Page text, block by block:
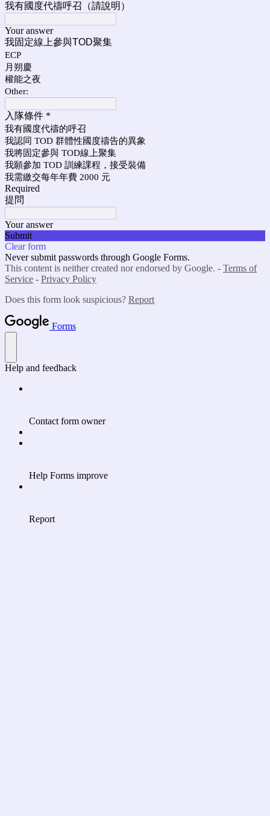
我有國度代禱呼召（請說明）
Your answer
我固定線上參與TOD聚集
ECP
月朔慶
權能之夜
Other:
入隊條件 *
我有國度代禱的呼召
我認同 TOD 群體性國度禱告的異象
我將固定參與 TOD線上聚集
我願參加 TOD 訓練課程，接受裝備
我需繳交每年年費 2000 元
Required
提問
Your answer
Submit
Clear form
Never submit passwords through Google Forms.
This content is neither created nor endorsed by Google. - Terms of
Service - Privacy Policy
Does this form look suspicious? Report
Forms
Help and feedback
Contact form owner
Help Forms improve
Report